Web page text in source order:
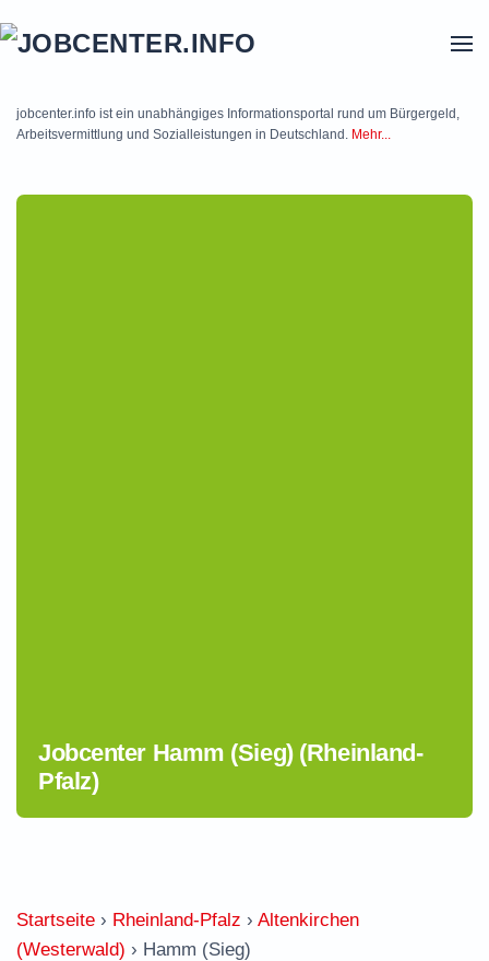
jobcenter.info ist ein unabhängiges Informationsportal rund um Bürgergeld,
Arbeitsvermittlung und Sozialleistungen in Deutschland. Mehr...
Jobcenter Hamm (Sieg) (Rheinland-
Pfalz)
Startseite › Rheinland-Pfalz › Altenkirchen
(Westerwald) › Hamm (Sieg)